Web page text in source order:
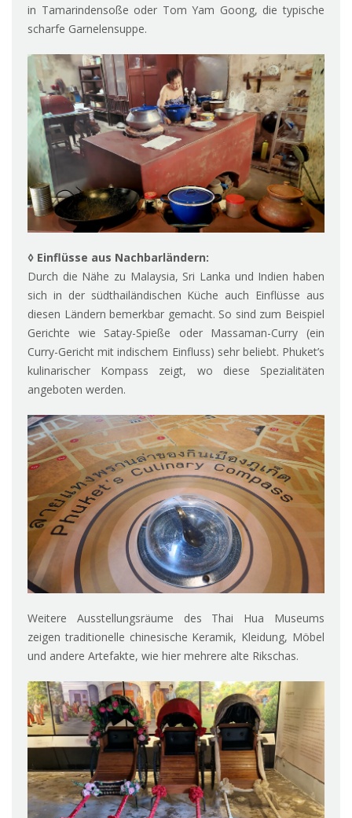
in Tamarindensoße oder Tom Yam Goong, die typische
scharfe Garnelensuppe.
◊ Einflüsse aus Nachbarländern:
Durch die Nähe zu Malaysia, Sri Lanka und Indien haben
sich in der südthailändischen Küche auch Einflüsse aus
diesen Ländern bemerkbar gemacht. So sind zum Beispiel
Gerichte wie Satay-Spieße oder Massaman-Curry (ein
Curry-Gericht mit indischem Einfluss) sehr beliebt. Phuket’s
kulinarischer Kompass zeigt, wo diese Spezialitäten
angeboten werden.
Weitere Ausstellungsräume des Thai Hua Museums
zeigen traditionelle chinesische Keramik, Kleidung, Möbel
und andere Artefakte, wie hier mehrere alte Rikschas.